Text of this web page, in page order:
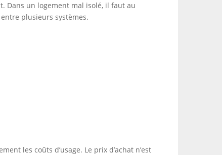
Dans un logement mal isolé, il faut au
plusieurs systèmes.
les coûts d’usage. Le prix d’achat n’est